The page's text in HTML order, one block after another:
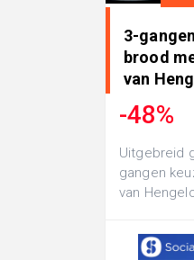
3-
brood
van
-48%
Uitgebreid
gangen
van
sfeervolle